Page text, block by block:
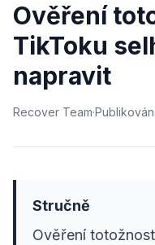
Ověření
TikToku
napravit
Recover Team·
Stručně
Ověření